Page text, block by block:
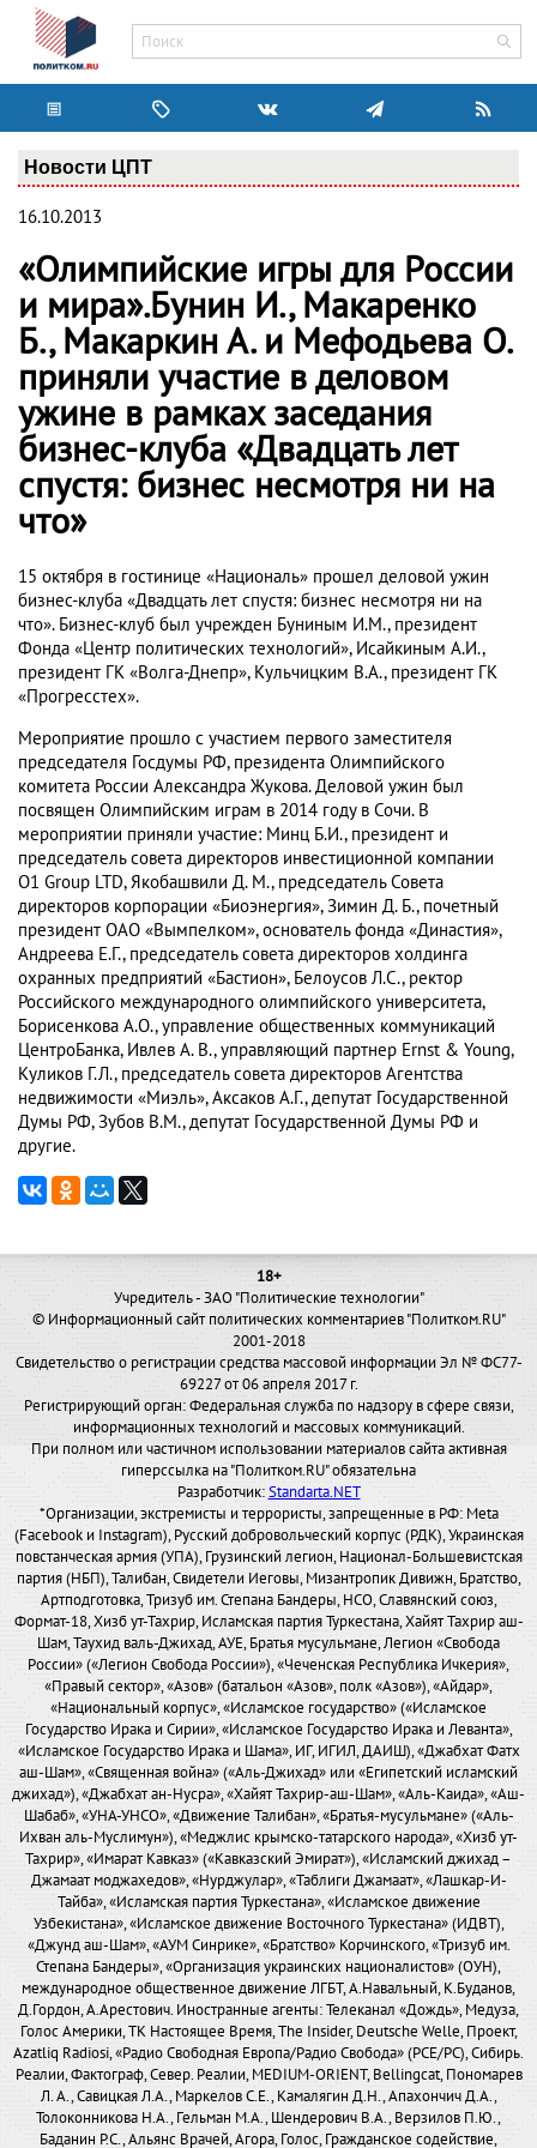
Новости ЦПТ
16.10.2013
«Олимпийские игры для России
и мира».Бунин И., Макаренко
Б., Макаркин А. и Мефодьева О.
приняли участие в деловом
ужине в рамках заседания
бизнес-клуба «Двадцать лет
спустя: бизнес несмотря ни на
что»
15 октября в гостинице «Националь» прошел деловой ужин
бизнес-клуба «Двадцать лет спустя: бизнес несмотря ни на
что». Бизнес-клуб был учрежден Буниным И.М., президент
Фонда «Центр политических технологий», Исайкиным А.И.,
президент ГК «Волга-Днепр», Кульчицким В.А., президент ГК
«Прогресстех».
Мероприятие прошло с участием первого заместителя
председателя Госдумы РФ, президента Олимпийского
комитета России Александра Жукова. Деловой ужин был
посвящен Олимпийским играм в 2014 году в Сочи. В
мероприятии приняли участие: Минц Б.И., президент и
председатель совета директоров инвестиционной компании
O1 Group LTD, Якобашвили Д. М., председатель Совета
директоров корпорации «Биоэнергия», Зимин Д. Б., почетный
президент ОАО «Вымпелком», основатель фонда «Династия»,
Андреева Е.Г., председатель совета директоров холдинга
охранных предприятий «Бастион», Белоусов Л.С., ректор
Российского международного олимпийского университета,
Борисенкова А.О., управление общественных коммуникаций
ЦентроБанка, Ивлев А. В., управляющий партнер Ernst & Young,
Куликов Г.Л., председатель совета директоров Агентства
недвижимости «Миэль», Аксаков А.Г., депутат Государственной
Думы РФ, Зубов В.М., депутат Государственной Думы РФ и
другие.
18+
Учредитель - ЗАО "Политические технологии"
© Информационный сайт политических комментариев "Политком.RU"
2001-2018
Свидетельство о регистрации средства массовой информации Эл № ФС77-
69227 от 06 апреля 2017 г.
Регистрирующий орган: Федеральная служба по надзору в сфере связи,
информационных технологий и массовых коммуникаций.
При полном или частичном использовании материалов сайта активная
гиперссылка на "Политком.RU" обязательна
Разработчик:Standarta.NET
*Организации, экстремисты и террористы, запрещенные в РФ: Meta
(Facebook и Instagram), Русский добровольческий корпус (РДК), Украинская
повстанческая армия (УПА), Грузинский легион, Национал-Большевистская
партия (НБП), Талибан, Свидетели Иеговы, Мизантропик Дивижн, Братство,
Артподготовка, Тризуб им. Степана Бандеры, НСО, Славянский союз,
Формат-18, Хизб ут-Тахрир, Исламская партия Туркестана, Хайят Тахрир аш-
Шам, Таухид валь-Джихад, АУЕ, Братья мусульмане, Легион «Свобода
России» («Легион Свобода России»), «Чеченская Республика Ичкерия»,
«Правый сектор», «Азов» (батальон «Азов», полк «Азов»), «Айдар»,
«Национальный корпус», «Исламское государство» («Исламское
Государство Ирака и Сирии», «Исламское Государство Ирака и Леванта»,
«Исламское Государство Ирака и Шама», ИГ, ИГИЛ, ДАИШ), «Джабхат Фатх
аш-Шам», «Священная война» («Аль-Джихад» или «Египетский исламский
джихад»), «Джабхат ан-Нусра», «Хайят Тахрир-аш-Шам», «Аль-Каида», «Аш-
Шабаб», «УНА-УНСО», «Движение Талибан», «Братья-мусульмане» («Аль-
Ихван аль-Муслимун»), «Меджлис крымско-татарского народа», «Хизб ут-
Тахрир», «Имарат Кавказ» («Кавказский Эмират»), «Исламский джихад –
Джамаат моджахедов», «Нурджулар», «Таблиги Джамаат», «Лашкар-И-
Тайба», «Исламская партия Туркестана», «Исламское движение
Узбекистана», «Исламское движение Восточного Туркестана» (ИДВТ),
«Джунд аш-Шам», «АУМ Синрике», «Братство» Корчинского, «Тризуб им.
Степана Бандеры», «Организация украинских националистов» (ОУН),
международное общественное движение ЛГБТ, А.Навальный, К.Буданов,
Д.Гордон, А.Арестович. Иностранные агенты: Телеканал «Дождь», Медуза,
Голос Америки, ТК Настоящее Время, The Insider, Deutsche Welle, Проект,
Azatliq Radiosi, «Радио Свободная Европа/Радио Свобода» (PCE/PC), Сибирь.
Реалии, Фактограф, Север. Реалии, MEDIUM-ORIENT, Bellingcat, Пономарев
Л. А., Савицкая Л.А., Маркелов С.Е., Камалягин Д.Н., Апахончич Д.А.,
Толоконникова Н.А., Гельман М.А., Шендерович В.А., Верзилов П.Ю.,
Баданин Р.С., Альянс Врачей, Агора, Голос, Гражданское содействие,